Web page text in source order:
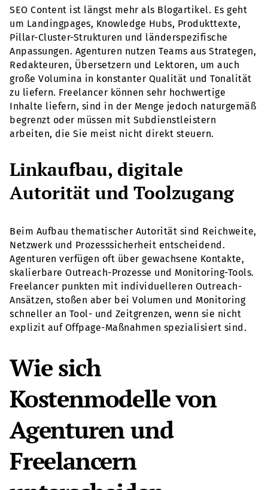
SEO Content ist längst mehr als Blogartikel. Es geht
um Landingpages, Knowledge Hubs, Produkttexte,
Pillar-Cluster-Strukturen und länderspezifische
Anpassungen. Agenturen nutzen Teams aus Strategen,
Redakteuren, Übersetzern und Lektoren, um auch
große Volumina in konstanter Qualität und Tonalität
zu liefern. Freelancer können sehr hochwertige
Inhalte liefern, sind in der Menge jedoch naturgemäß
begrenzt oder müssen mit Subdienstleistern
arbeiten, die Sie meist nicht direkt steuern.
Linkaufbau, digitale
Autorität und Toolzugang
Beim Aufbau thematischer Autorität sind Reichweite,
Netzwerk und Prozesssicherheit entscheidend.
Agenturen verfügen oft über gewachsene Kontakte,
skalierbare Outreach-Prozesse und Monitoring-Tools.
Freelancer punkten mit individuelleren Outreach-
Ansätzen, stoßen aber bei Volumen und Monitoring
schneller an Tool- und Zeitgrenzen, wenn sie nicht
explizit auf Offpage-Maßnahmen spezialisiert sind.
Wie sich
Kostenmodelle von
Agenturen und
Freelancern